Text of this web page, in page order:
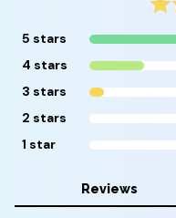
5 stars
4 stars
3 stars
2 stars
1 star
Reviews